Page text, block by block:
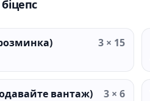
3 × 15
вантаж) 3 × 6